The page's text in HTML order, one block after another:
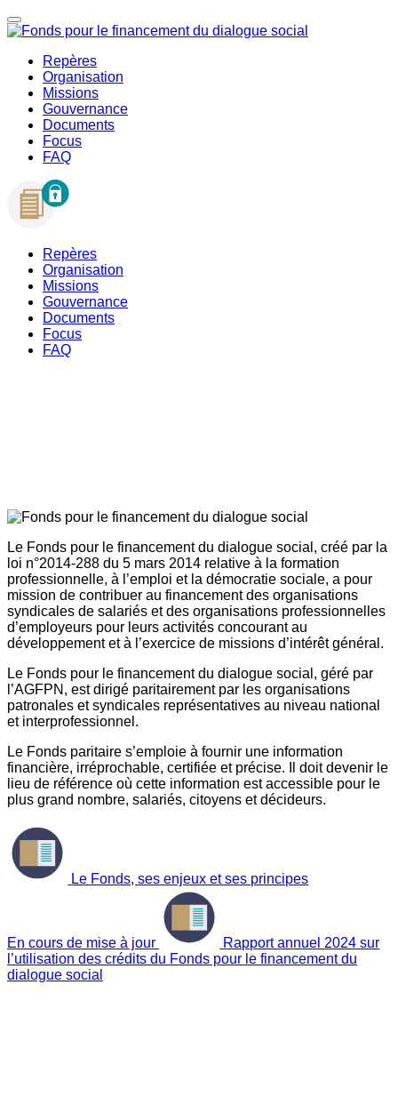
Repères
Organisation
Missions
Gouvernance
Documents
Focus
FAQ
Repères
Organisation
Missions
Gouvernance
Documents
Focus
FAQ
Le Fonds pour le financement du dialogue social, créé par la
loi n°2014-288 du 5 mars 2014 relative à la formation
professionnelle, à l’emploi et la démocratie sociale, a pour
mission de contribuer au financement des organisations
syndicales de salariés et des organisations professionnelles
d’employeurs pour leurs activités concourant au
développement et à l’exercice de missions d’intérêt général.
Le Fonds pour le financement du dialogue social, géré par
l’AGFPN, est dirigé paritairement par les organisations
patronales et syndicales représentatives au niveau national
et interprofessionnel.
Le Fonds paritaire s’emploie à fournir une information
financière, irréprochable, certifiée et précise. Il doit devenir le
lieu de référence où cette information est accessible pour le
plus grand nombre, salariés, citoyens et décideurs.
Le Fonds, ses enjeux et ses principes
En cours de mise à jour
Rapport annuel 2024 sur
l’utilisation des crédits du Fonds pour le financement du
dialogue social